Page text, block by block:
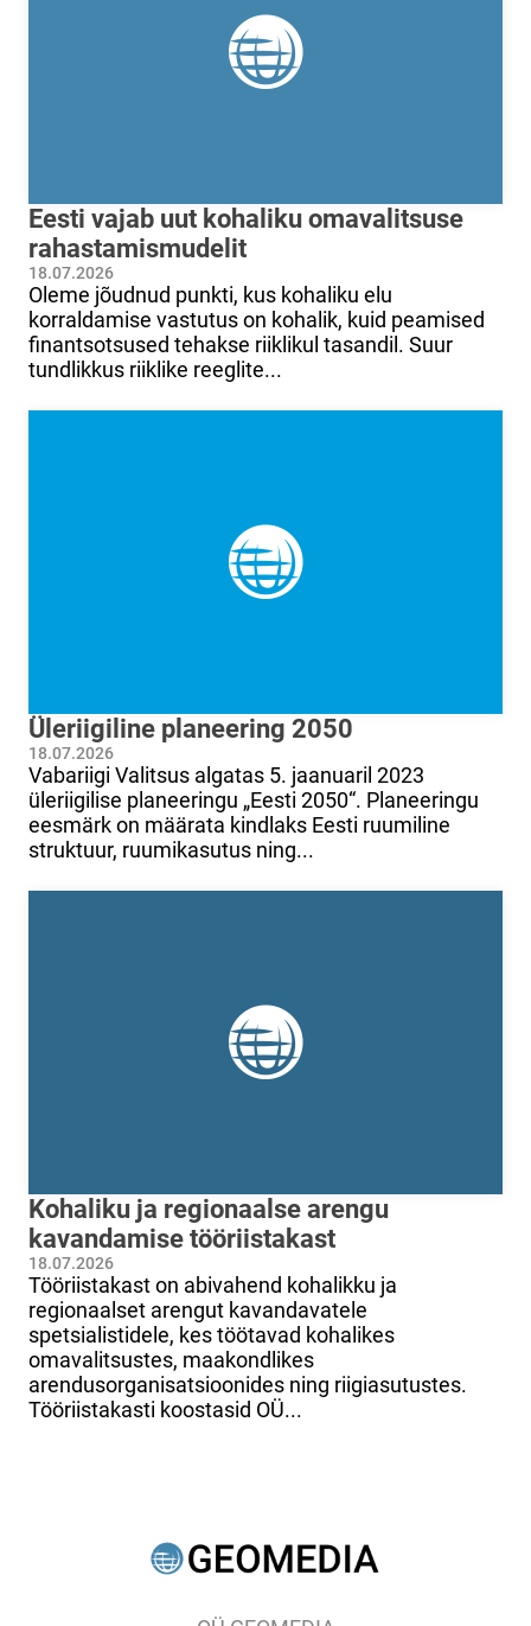
Eesti vajab uut kohaliku omavalitsuse
rahastamismudelit
18.07.2026
Oleme jõudnud punkti, kus kohaliku elu
korraldamise vastutus on kohalik, kuid peamised
finantsotsused tehakse riiklikul tasandil. Suur
tundlikkus riiklike reeglite...
Üleriigiline planeering 2050
18.07.2026
Vabariigi Valitsus algatas 5. jaanuaril 2023
üleriigilise planeeringu „Eesti 2050“. Planeeringu
eesmärk on määrata kindlaks Eesti ruumiline
struktuur, ruumikasutus ning...
Kohaliku ja regionaalse arengu
kavandamise tööriistakast
18.07.2026
Tööriistakast on abivahend kohalikku ja
regionaalset arengut kavandavatele
spetsialistidele, kes töötavad kohalikes
omavalitsustes, maakondlikes
arendusorganisatsioonides ning riigiasutustes.
Tööriistakasti koostasid OÜ...